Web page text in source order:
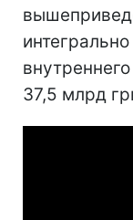
37,5 млрд